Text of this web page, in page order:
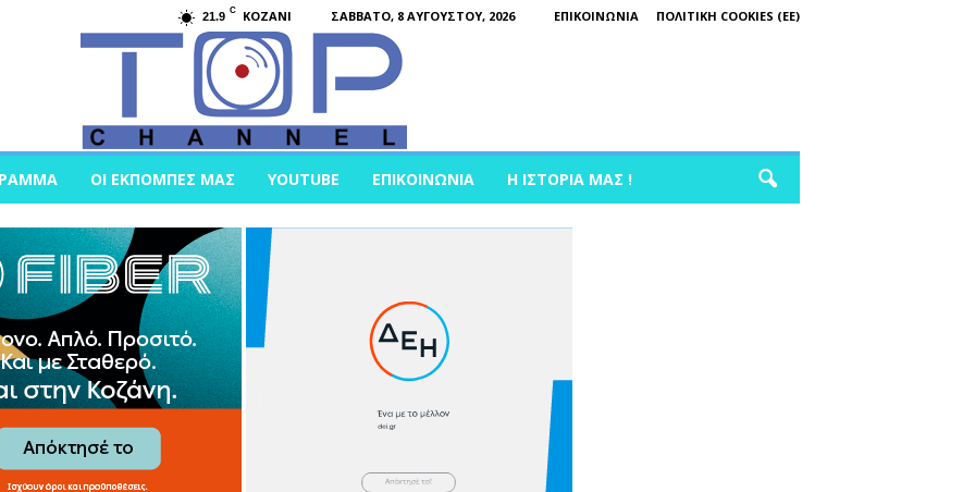
21.9 C KOZANI ΣΆΒΒΑΤΟ, 8 ΑΥΓΟΎΣΤΟΥ, 2026 ΕΠΙΚΟΙΝΩΝΊΑ ΠΟΛΙΤΙΚΉ COOKIES (ΕΕ)
ΟΙ ΕΚΠΟΜΠΈΣ ΜΑΣ YOUTUBE ΕΠΙΚΟΙΝΩΝΊΑ Η ΙΣΤΟΡΊΑ ΜΑΣ !